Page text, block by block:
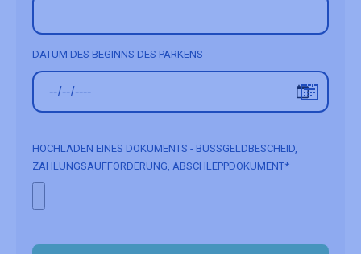
DATUM DES BEGINNS DES PARKENS
HOCHLADEN EINES DOKUMENTS - BUSSGELDBESCHEID, Z
AHLUNGSAUFFORDERUNG, ABSCHLEPPDOKUMENT*